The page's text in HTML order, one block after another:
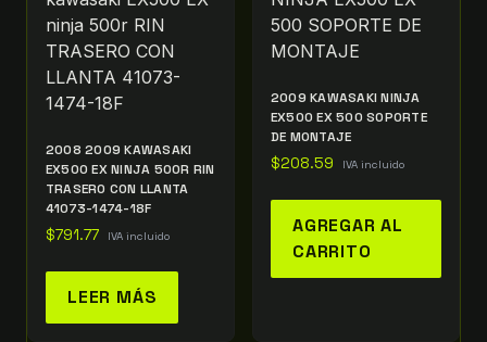
2008 2009 KAWASAKI
EX500 EX NINJA 500R RIN
TRASERO CON LLANTA
41073-1474-18F
$791.77 IVA incluido
LEER MÁS
2009 KAWASAKI NINJA
EX500 EX 500 SOPORTE
DE MONTAJE
$208.59 IVA incluido
AGREGAR AL
CARRITO